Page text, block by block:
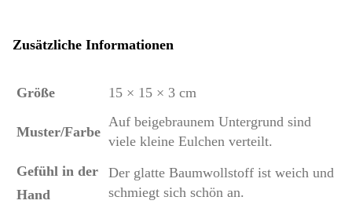
Zusätzliche Informationen
Größe 15 × 15 × 3 cm
Muster/Farbe
Auf beigebraunem Untergrund sind
viele kleine Eulchen verteilt.
Gefühl in der
Hand
Der glatte Baumwollstoff ist weich und
schmiegt sich schön an.